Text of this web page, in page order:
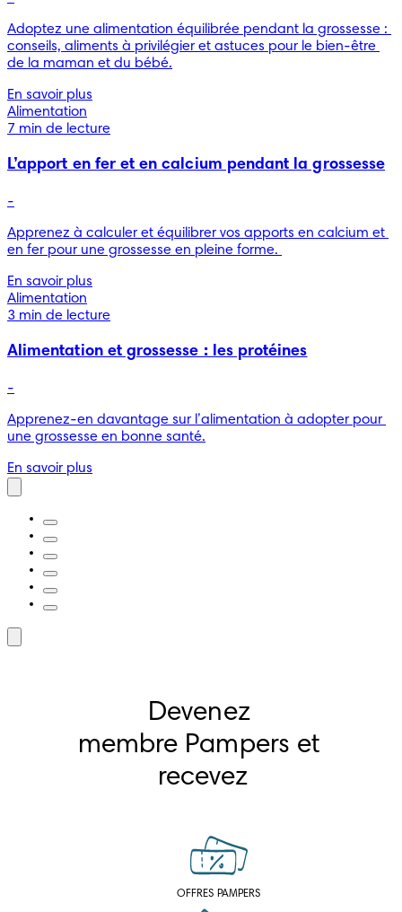
Adoptez une alimentation équilibrée pendant la grossesse :
conseils, aliments à privilégier et astuces pour le bien-être
de la maman et du bébé.
En savoir plus
Alimentation
7 min de lecture
L’apport en fer et en calcium pendant la grossesse
-
Apprenez à calculer et équilibrer vos apports en calcium et
en fer pour une grossesse en pleine forme.
En savoir plus
Alimentation
3 min de lecture
Alimentation et grossesse : les protéines
-
Apprenez-en davantage sur l’alimentation à adopter pour
une grossesse en bonne santé.
En savoir plus
Devenez
membre Pampers et
recevez
OFFRES PAMPERS